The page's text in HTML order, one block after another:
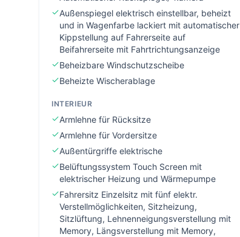
Außenspiegel elektrisch einstellbar, beheizt
und in Wagenfarbe lackiert mit automatischer
Kippstellung auf Fahrerseite auf
Beifahrerseite mit Fahrtrichtungsanzeige
Beheizbare Windschutzscheibe
Beheizte Wischerablage
INTERIEUR
Armlehne für Rücksitze
Armlehne für Vordersitze
Außentürgriffe elektrische
Belüftungssystem Touch Screen mit
elektrischer Heizung und Wärmepumpe
Fahrersitz Einzelsitz mit fünf elektr.
Verstellmöglichkeiten, Sitzheizung,
Sitzlüftung, Lehnenneigungsverstellung mit
Memory, Längsverstellung mit Memory,